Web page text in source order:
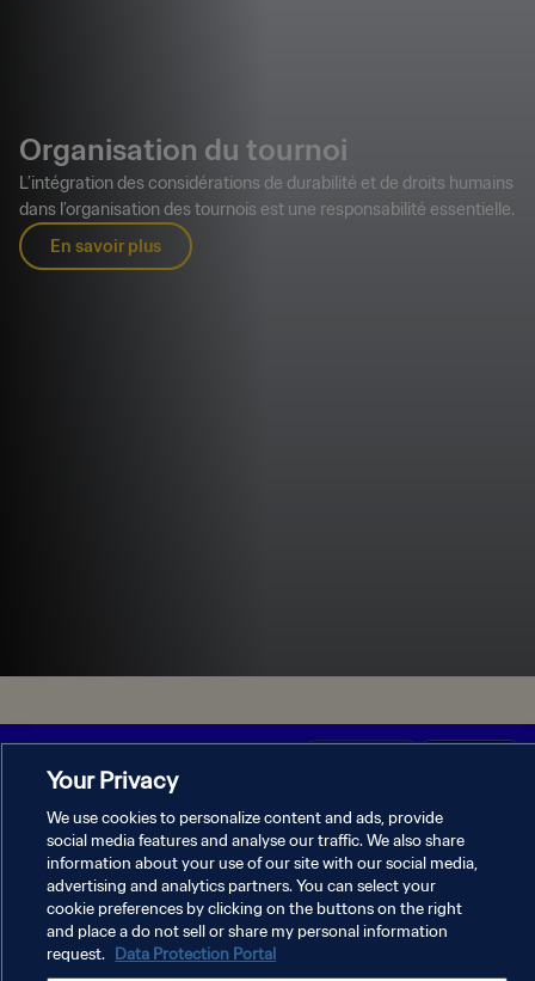
Organisation du tournoi
L’intégration des considérations de durabilité et de droits humains
dans l’organisation des tournois est une responsabilité essentielle.
En savoir plus
POLITIQUE DE CONFIDENTIALITÉ
CONDITIONS D'UTILISATION
GÉRER VOS PRÉFÉRENCES SUR LES COOKIES
Copyright © 1994 - 2026 FIFA. Tous droits réservés.
Your Privacy
We use cookies to personalize content and ads, provide
social media features and analyse our traffic. We also share
information about your use of our site with our social media,
advertising and analytics partners. You can select your
cookie preferences by clicking on the buttons on the right
and place a do not sell or share my personal information
request. Data Protection Portal